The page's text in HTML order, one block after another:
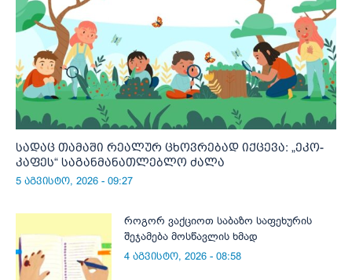
სადაც თამაში რეალურ ცხოვრებად იქცევა: „ეკო-
კაფეს“ საგანმანათლებლო ძალა
5 აგვისტო, 2026 - 09:27
როგორ ვაქციოთ საბაზო საფეხურის
შეჯამება მოსწავლის ხმად
4 აგვისტო, 2026 - 08:58